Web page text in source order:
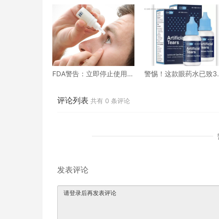
FDA警告：立即停止使用这
警惕！这款眼药水已致3
评论列表 共有 0 条评论
发表评论